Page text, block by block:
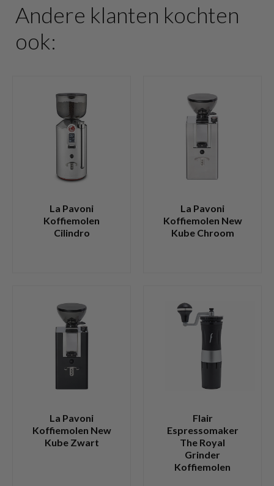
Andere klanten kochten
ook:
La Pavoni
Koffiemolen
Cilindro
La Pavoni
Koffiemolen New
Kube Chroom
La Pavoni
Koffiemolen New
Kube Zwart
Flair
Espressomaker
The Royal
Grinder
Koffiemolen